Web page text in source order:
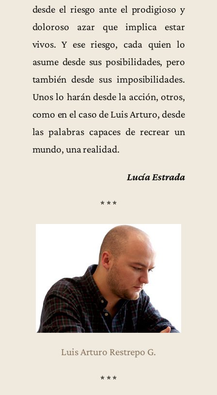
desde el riesgo ante el prodigioso y
doloroso azar que implica estar
vivos. Y ese riesgo, cada quien lo
asume desde sus posibilidades, pero
también desde sus imposibilidades.
Unos lo harán desde la acción, otros,
como en el caso de Luis Arturo, desde
las palabras capaces de recrear un
mundo, una realidad.
Lucía Estrada
* * *
Luis Arturo Restrepo G.
* * *